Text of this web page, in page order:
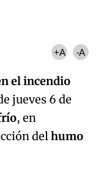
+A -A
el incendio
jueves 6 de
, en
delhumo